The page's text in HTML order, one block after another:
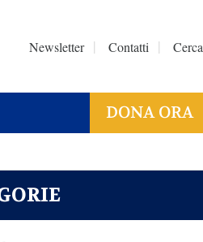
Newsletter Contatti Cerca
DONA ORA